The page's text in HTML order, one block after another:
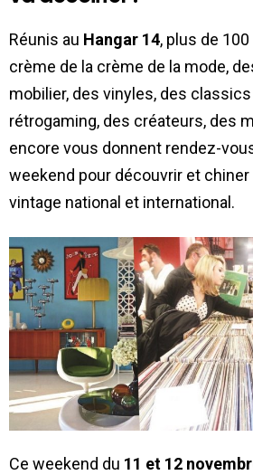
Réunis au Hangar 14, plus de
crème de la crème de la mode,
mobilier, des vinyles, des
rétrogaming, des créateurs, des
encore vous donnent rendez-
weekend pour découvrir et chiner
vintage national et international.
Ce weekend du 11 et 12